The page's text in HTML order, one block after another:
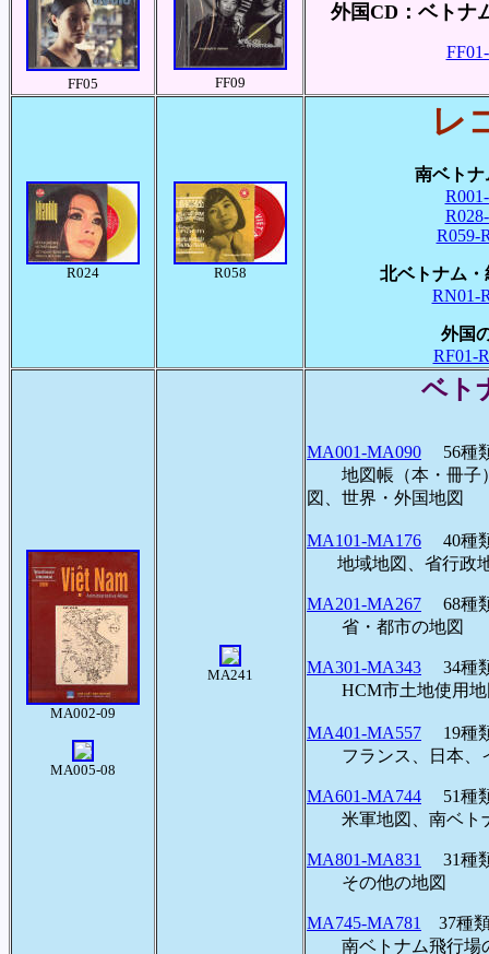
FF05 FF09
外国CD：ベトナ
R024 R058
レ
南ベトナ
R059-
北ベトナム
RN01-
外国
RF01-
MA002-09
MA005-08
MA241
ベト
MA001-MA090 56種
地図帳（本・冊子
図、世界・外国地図
MA101-MA176 40
地域地図、省行政
MA201-MA267 68
省・都市の地図
MA301-MA343 34
HCM市土地使用地
MA401-MA557 19
フランス、日本、
MA601-MA744 51
米軍地図、南ベト
MA801-MA831
31種
その他の地図
MA745-MA781
37種
南ベトナム飛行場